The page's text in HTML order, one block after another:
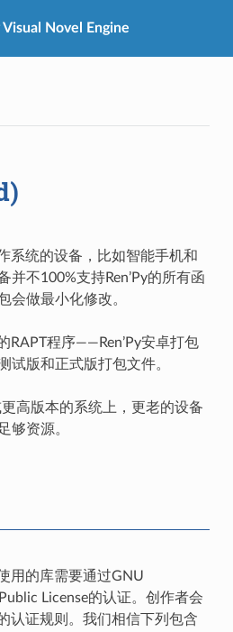
Visual Novel Engine
系统的设备，比如智能手机和
并不100%支持Ren’Py的所有函
会做最小化修改。
RAPT程序——Ren’Py安卓打包
试版和正式版打包文件。
更高版本的系统上，更老的设备
够资源。
用的库需要通过GNU
License的认证。创作者会
认证规则。我们相信下列包含